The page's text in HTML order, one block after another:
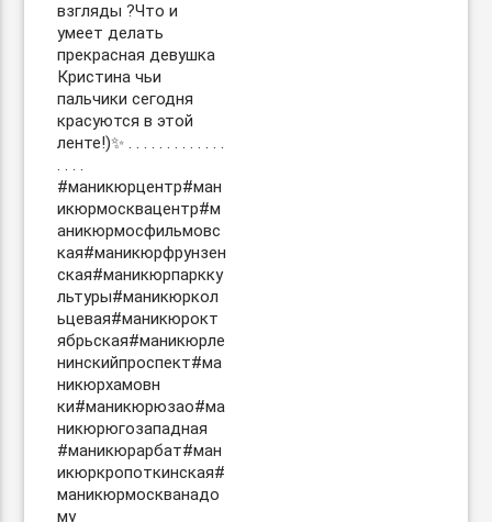
взгляды ?Что и
умеет делать
прекрасная девушка
Кристина чьи
пальчики сегодня
красуются в этой
ленте!)✨ . . . . . . . . . . . . .
. . . .
#маникюрцентр#ман
икюрмосквацентр#м
аникюрмосфильмовс
кая#маникюрфрунзен
ская#маникюрпаркку
льтуры#маникюркол
ьцевая#маникюрокт
ябрьская#маникюрле
нинскийпроспект#ма
никюрхамовн
ки#маникюрюзао#ма
никюрюгозападная
#маникюрарбат#ман
икюркропоткинская#
маникюрмоскванадо
му